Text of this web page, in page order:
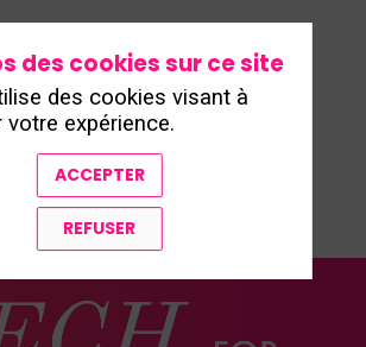
TOUS LES SPEAKERS
des cookies sur ce site
des cookies visant à
votre expérience.
ACCEPTER
REFUSER